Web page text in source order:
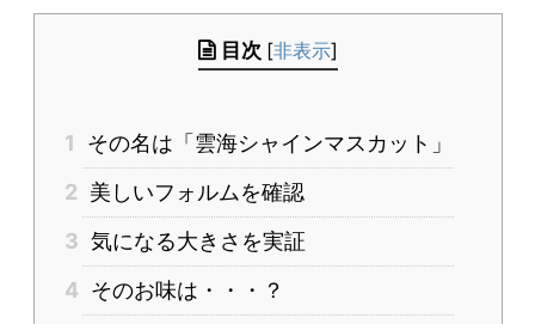
目次 [非表示]
1
その名は「雲海シャインマスカット」
2 美しいフォルムを確認
3 気になる大きさを実証
4 そのお味は・・・？